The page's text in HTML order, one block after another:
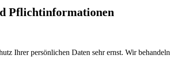
Pflichtinformationen
Ihrer persönlichen Daten sehr ernst. Wir